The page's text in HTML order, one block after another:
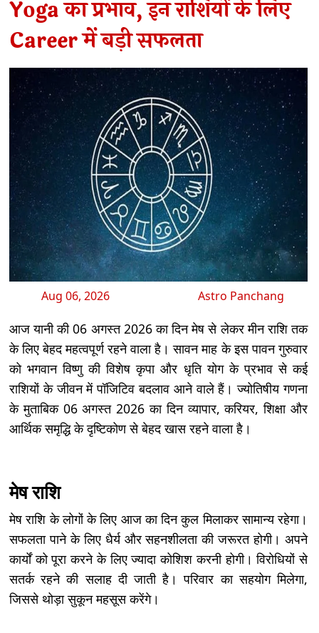
Yoga का प्रभाव, इन राशियों के लिए
Career में बड़ी सफलता
Aug 06, 2026 Astro Panchang
आज यानी की 06 अगस्त 2026 का दिन मेष से लेकर मीन राशि तक
के लिए बेहद महत्वपूर्ण रहने वाला है। सावन माह के इस पावन गुरुवार
को भगवान विष्णु की विशेष कृपा और धृति योग के प्रभाव से कई
राशियों के जीवन में पॉजिटिव बदलाव आने वाले हैं। ज्योतिषीय गणना
के मुताबिक 06 अगस्त 2026 का दिन व्यापार, करियर, शिक्षा और
आर्थिक समृद्धि के दृष्टिकोण से बेहद खास रहने वाला है।
मेष राशि
मेष राशि के लोगों के लिए आज का दिन कुल मिलाकर सामान्य रहेगा।
सफलता पाने के लिए धैर्य और सहनशीलता की जरूरत होगी। अपने
कार्यों को पूरा करने के लिए ज्यादा कोशिश करनी होगी। विरोधियों से
सतर्क रहने की सलाह दी जाती है। परिवार का सहयोग मिलेगा,
जिससे थोड़ा सुकून महसूस करेंगे।